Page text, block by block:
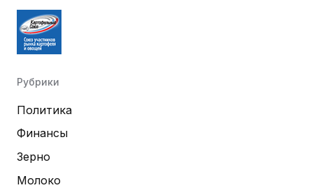
Рубрики
Политика
Финансы
Зерно
Молоко